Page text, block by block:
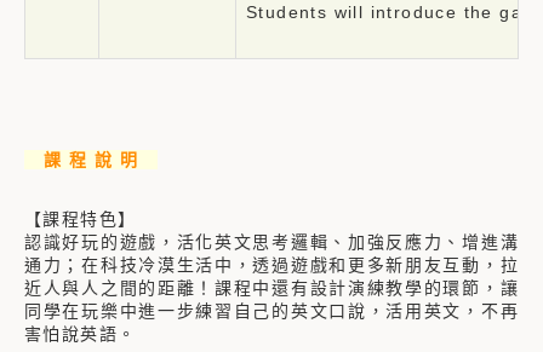
Students will introduce the
課 程 說 明
【課程特色】
認識好玩的遊戲，活化英文思考邏輯、加強反應力、增進溝
通力；在科技冷漠生活中，透過遊戲和更多新朋友互動，拉
近人與人之間的距離！課程中還有設計演練教學的環節，讓
同學在玩樂中進一步練習自己的英文口說，活用英文，不再
害怕說英語。